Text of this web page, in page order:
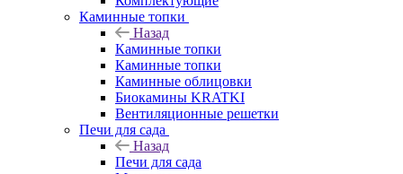
Каминные топки
Назад
Каминные топки
Каминные топки
Каминные облицовки
Биокамины KRATKI
Вентиляционные решетки
Печи для сада
Назад
Печи для сада